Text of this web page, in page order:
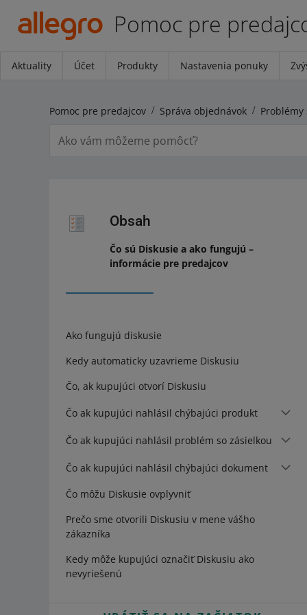
Pomoc pre
Aktuality Účet Produkty Nastavenia ponuky
Pomoc pre predajcov Správa objednávok Problémy
Obsah
Čo sú Diskusie a ako fungujú –
informácie pre predajcov
Ako fungujú diskusie
Kedy automaticky uzavrieme Diskusiu
Čo, ak kupujúci otvorí Diskusiu
Čo ak kupujúci nahlásil chýbajúci produkt
Čo ak kupujúci nahlásil problém so zásielkou
Čo ak kupujúci nahlásil chýbajúci dokument
Čo môžu Diskusie ovplyvniť
Prečo sme otvorili Diskusiu v mene vášho
zákazníka
Kedy môže kupujúci označiť Diskusiu ako
nevyriešenú